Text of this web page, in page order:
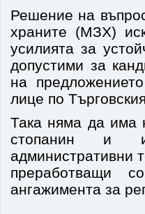
Решение на
храните (МЗХ)
усилията за
допустими за
на
лице по
Така няма да има
стопанин и
административни
преработващи
ангажимента за